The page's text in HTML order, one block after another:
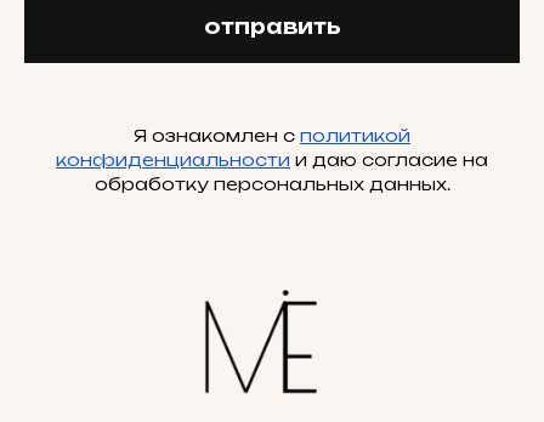
отправить
Я ознакомлен с политикой
конфиденциальности и даю согласие на
обработку персональных данных.